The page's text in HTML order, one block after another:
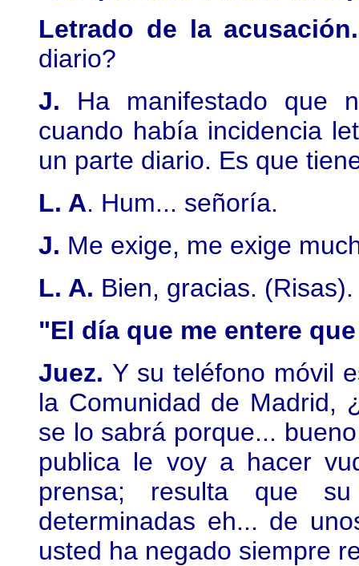
Letrado de la acusación.
diario?
J. Ha manifestado que
cuando había incidencia
un parte diario. Es que
L. A. Hum... señoría.
J. Me exige, me exige
L. A. Bien, gracias.
"El día que me entere
Juez. Y su teléfono móvil
la Comunidad de Madrid,
se lo sabrá porque...
publica le voy a hacer
prensa; resulta que
determinadas eh... de
usted ha negado siempre